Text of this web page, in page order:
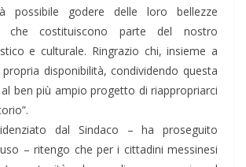
possibile godere delle loro bellezze
che costituiscono parte del nostro
e culturale. Ringrazio chi, insieme a
disponibilità, condividendo questa
ben più ampio progetto di riappropriarci
dal Sindaco – ha proseguito
– ritengo che per i cittadini messinesi